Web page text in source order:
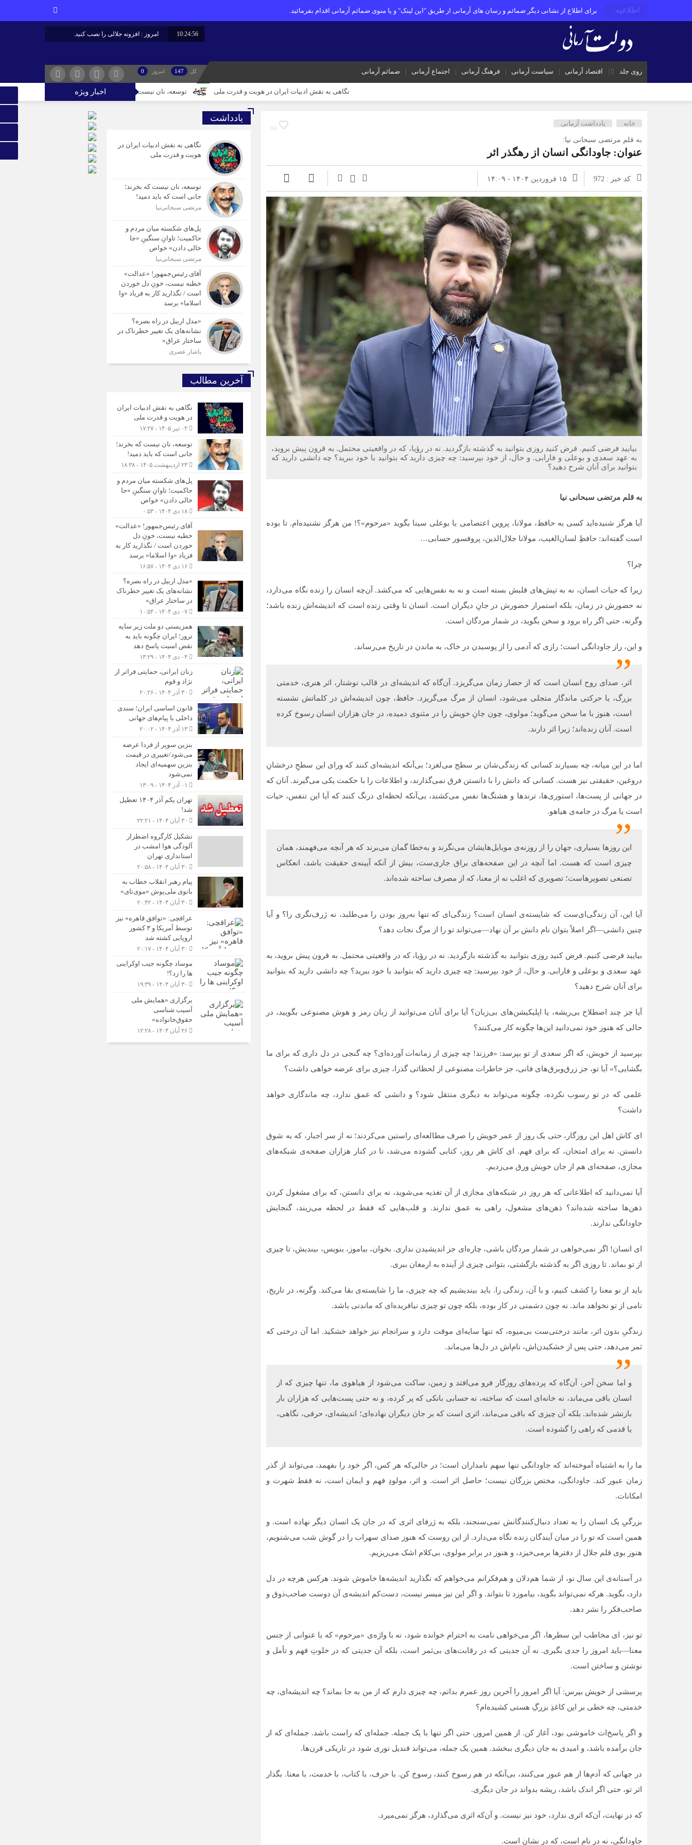
اطلاعیه: برای اطلاع از نشانی دیگر ضمائم و رسان های آرمانی از طریق "این لینک" و یا منوی ضمائم آرمانی اقدام بفرمائید.
10:24:57 امروز : افزونه جلالی را نصب کنید.
روی جلد اقتصاد آرمانی سیاست آرمانی فرهنگ آرمانی اجتماع آرمانی ضمائم آرمانی کل 147 امروز 0
اخبار ویژه نگاهی به نقش ادبیات ایران در هویت و قدرت ملی توسعه، نان نیست که بخرند؛ جانی است که باید دمید!
64
خانه یادداشت آرمانی
به قلم مرتضی سبحانی نیا:
عنوان: جاودانگی انسان از رهگذر اثر
کد خبر : 972 ۱۵ فروردین ۱۴۰۴ - ۱۴:۰۹
بیایید فرضی کنیم. فرض کنید روزی بتوانید به گذشته بازگردید. نه در رؤیا، که در واقعیتی محتمل. به قرون پیش بروید،
به عهد سعدی و بوعلی و فارابی. و حال، از خود بپرسید: چه چیزی دارید که بتوانید با خود ببرید؟ چه دانشی دارید که
بتوانید برای آنان شرح دهید؟
به قلم مرتضی سبحانی نیا
آیا هرگز شنیده‌اید کسی به حافظ، مولانا، پروین اعتصامی یا بوعلی سینا بگوید «مرحوم»؟! من هرگز نشنیده‌ام. تا بوده
است گفته‌اند: حافظِ لسان‌الغیب، مولانا جلال‌الدین، پروفسور حسابی…
چرا؟
زیرا که حیات انسان، نه به تپش‌های قلبش بسته است و نه به نفس‌هایی که می‌کشد. آن‌چه انسان را زنده نگاه می‌دارد،
نه حضورش در زمان، بلکه استمرار حضورش در جانِ دیگران است. انسان تا وقتی زنده است که اندیشه‌اش زنده باشد؛
وگرنه، حتی اگر راه برود و سخن بگوید، در شمار مردگان است.
و این، راز جاودانگی است؛ رازی که آدمی را از پوسیدن در خاک، به ماندن در تاریخ می‌رساند.
اثر، صدای روح انسان است که از حصار زمان می‌گریزد. آن‌گاه که اندیشه‌ای در قالب نوشتار، اثر هنری، خدمتی
بزرگ، یا حرکتی ماندگار متجلی می‌شود، انسان از مرگ می‌گریزد. حافظ، چون اندیشه‌اش در کلماتش نشسته
است، هنوز با ما سخن می‌گوید؛ مولوی، چون جانِ خویش را در مثنوی دمیده، در جان هزاران انسان رسوخ کرده
است. آنان زنده‌اند؛ زیرا اثر دارند.
اما در این میانه، چه بسیارند کسانی که زندگی‌شان بر سطح می‌لغزد؛ بی‌آنکه اندیشه‌ای کنند که ورای این سطحِ درخشانِ
دروغین، حقیقتی نیز هست. کسانی که دانش را با دانستن فرق نمی‌گذارند، و اطلاعات را با حکمت یکی می‌گیرند. آنان که
در جهانی از پست‌ها، استوری‌ها، ترندها و هشتگ‌ها نفس می‌کشند، بی‌آنکه لحظه‌ای درنگ کنند که آیا این تنفس، حیات
است یا مرگ در جامه‌ی هیاهو.
این روزها بسیاری، جهان را از روزنه‌ی موبایل‌هایشان می‌نگرند و به‌خطا گمان می‌برند که هر آنچه می‌فهمند، همان
چیزی است که هست. اما آنچه در این صفحه‌های براق جاری‌ست، بیش از آنکه آیینه‌ی حقیقت باشد، انعکاس
تصنعی تصویرهاست؛ تصویری که اغلب نه از معنا، که از مصرف ساخته شده‌اند.
آیا این، آن زندگی‌ای‌ست که شایسته‌ی انسان است؟ زندگی‌ای که تنها به‌روز بودن را می‌طلبد، نه ژرف‌نگری را؟ و آیا
چنین دانشی—اگر اصلاً بتوان نام دانش بر آن نهاد—می‌تواند تو را از مرگ نجات دهد؟
بیایید فرضی کنیم. فرض کنید روزی بتوانید به گذشته بازگردید. نه در رؤیا، که در واقعیتی محتمل. به قرون پیش بروید، به
عهد سعدی و بوعلی و فارابی. و حال، از خود بپرسید: چه چیزی دارید که بتوانید با خود ببرید؟ چه دانشی دارید که بتوانید
برای آنان شرح دهید؟
آیا جز چند اصطلاح بی‌ریشه، یا اپلیکیشن‌های بی‌زبان؟ آیا برای آنان می‌توانید از زبان رمز و هوش مصنوعی بگویید، در
حالی که هنوز خود نمی‌دانید این‌ها چگونه کار می‌کنند؟
بپرسید از خویش، که اگر سعدی از تو بپرسد: «فرزند! چه چیزی از زمانه‌ات آورده‌ای؟ چه گنجی در دل داری که برای ما
بگشایی؟» آیا تو، جز زرق‌وبرق‌های فانی، جز خاطرات مصنوعی از لحظاتی گذرا، چیزی برای عرضه خواهی داشت؟
علمی که در تو رسوب نکرده، چگونه می‌تواند به دیگری منتقل شود؟ و دانشی که عمق ندارد، چه ماندگاری خواهد
داشت؟
ای کاش اهل این روزگار، حتی یک روز از عمر خویش را صرف مطالعه‌ای راستین می‌کردند؛ نه از سر اجبار، که به شوق
دانستن. نه برای امتحان، که برای فهم. ای کاش هر روز، کتابی گشوده می‌شد، تا در کنار هزاران صفحه‌ی شبکه‌های
مجازی، صفحه‌ای هم از جان خویش ورق می‌زدیم.
آیا نمی‌دانید که اطلاعاتی که هر روز در شبکه‌های مجازی از آن تغذیه می‌شوید، نه برای دانستن، که برای مشغول کردن
ذهن‌ها ساخته شده‌اند؟ ذهن‌های مشغول، راهی به عمق ندارند. و قلب‌هایی که فقط در لحظه می‌زیند، گنجایش
جاودانگی ندارند.
ای انسان! اگر نمی‌خواهی در شمار مردگان باشی، چاره‌ای جز اندیشیدن نداری. بخوان، بیاموز، بنویس، بیندیش، تا چیزی
از تو بماند. تا روزی اگر به گذشته بازگشتی، بتوانی چیزی از آینده به ارمغان ببری.
باید از نو معنا را کشف کنیم، و با آن، زندگی را. باید بیندیشیم که چه چیزی، ما را شایسته‌ی بقا می‌کند. وگرنه، در تاریخ،
نامی از تو نخواهد ماند. نه چون دشمنی در کار بوده، بلکه چون تو چیزی نیافریده‌ای که ماندنی باشد.
زندگیِ بدون اثر، مانند درختی‌ست بی‌میوه، که تنها سایه‌ای موقت دارد و سرانجام نیز خواهد خشکید. اما آن درختی که
ثمر می‌دهد، حتی پس از خشکیدن‌اش، نام‌اش در دل‌ها می‌ماند.
و اما سخن آخر، آن‌گاه که پرده‌های روزگار فرو می‌افتد و زمین، ساکت می‌شود از هیاهوی ما، تنها چیزی که از
انسان باقی می‌ماند، نه خانه‌ای است که ساخته، نه حسابی بانکی که پر کرده، و نه حتی پست‌هایی که هزاران بار
بازنشر شده‌اند. بلکه آن چیزی که باقی می‌ماند، اثری است که بر جان دیگران نهاده‌ای؛ اندیشه‌ای، حرفی، نگاهی،
یا قدمی که راهی را گشوده است.
ما را به اشتباه آموخته‌اند که جاودانگی تنها سهم نامداران است؛ در حالی‌که هر کس، اگر خود را بفهمد، می‌تواند از گذر
زمان عبور کند. جاودانگی، مختص بزرگان نیست؛ حاصل اثر است. و اثر، مولودِ فهم و ایمان است، نه فقط شهرت و
امکانات.
بزرگیِ یک انسان را به تعداد دنبال‌کنندگانش نمی‌سنجند، بلکه به ژرفای اثری که در جان یک انسان دیگر نهاده است. و
همین است که تو را در میان آیندگان زنده نگاه می‌دارد. از این روست که هنوز صدای سهراب را در گوش شب می‌شنویم،
هنوز بوی قلم جلال از دفترها برمی‌خیزد، و هنوز در برابر مولوی، بی‌کلام اشک می‌ریزیم.
در آستانه‌ی این سال نو، از شما هم‌دلان و هم‌فکرانم می‌خواهم که نگذارید اندیشه‌ها خاموش شوند. هرکس هرچه در دل
دارد، بگوید. هرکه نمی‌تواند بگوید، بیاموزد تا بتواند. و اگر این نیز میسر نیست، دست‌کم اندیشه‌ی آن دوست صاحب‌ذوق و
صاحب‌فکر را نشر دهد.
تو نیز، ای مخاطب این سطرها، اگر می‌خواهی نامت به احترام خوانده شود، نه با واژه‌ی «مرحوم» که با عنوانی از جنس
معنا—باید امروز را جدی بگیری. نه آن جدیتی که در رقابت‌های بی‌ثمر است، بلکه آن جدیتی که در خلوتِ فهم و تأمل و
نوشتن و ساختن است.
پرسشی از خویش بپرس: آیا اگر امروز را آخرین روز عمرم بدانم، چه چیزی دارم که از من به جا بماند؟ چه اندیشه‌ای، چه
خدمتی، چه خطی بر این کاغذِ بزرگِ هستی کشیده‌ام؟
و اگر پاسخ‌ات خاموشی بود، آغاز کن. از همین امروز. حتی اگر تنها با یک جمله. جمله‌ای که راست باشد. جمله‌ای که از
جان برآمده باشد، و امیدی به جان دیگری ببخشد. همین یک جمله، می‌تواند قندیل نوری شود در تاریکی قرن‌ها.
در جهانی که آدم‌ها از هم عبور می‌کنند، بی‌آنکه در هم رسوخ کنند، رسوخ کن. با حرف، با کتاب، با خدمت، با معنا. بگذار
اثر تو، حتی اگر اندک باشد، ریشه بدواند در جان دیگری.
که در نهایت، آن‌که اثری ندارد، خود نیز نیست. و آن‌که اثری می‌گذارد، هرگز نمی‌میرد.
جاودانگی، نه در نام است، که در نشان است.
یادداشت
نگاهی به نقش ادبیات ایران در
هویت و قدرت ملی
توسعه، نان نیست که بخرند؛
جانی است که باید دمید!
مرتضی سبحانی‌نیا
پل‌های شکسته میان مردم و
حاکمیت؛ تاوانِ سنگینِ «جا
خالی دادن» خواص
مرتضی سبحانی‌نیا
آقای رئیس‌جمهور! «عدالت»
خطبه نیست، خونِ دل خوردن
است / نگذارید کار به فریاد «وا
اسلاما» برسد
«مدل اربیل در راه بصره؟
نشانه‌های یک تغییر خطرناک در
ساختار عراق»
یاشار عصری
آخرین مطالب
نگاهی به نقش ادبیات ایران
در هویت و قدرت ملی
توسعه، نان نیست که بخرند؛
جانی است که باید دمید!
پل‌های شکسته میان مردم و
حاکمیت؛ تاوانِ سنگینِ «جا
خالی دادن» خواص
آقای رئیس‌جمهور! «عدالت»
خطبه نیست، خونِ دل
خوردن است / نگذارید کار به
فریاد «وا اسلاما» برسد
«مدل اربیل در راه بصره؟
نشانه‌های یک تغییر خطرناک
در ساختار عراق»
همزیستی دو ملت زیر سایه
ترور؛ ایران چگونه باید به
نقض امنیت پاسخ دهد
زنان ایرانی، حمایتی فراتر از
نژاد و قوم
قانون اساسی ایران؛ سندی
داخلی با پیام‌های جهانی
بنزین سوپر از فردا عرضه
می‌شود/تغییری در قیمت
بنزین سهمیه‌ای ایجاد
نمی‌شود
تهران یکم آذر ۱۴۰۴ تعطیل
شد!
تشکیل کارگروه اضطرار
آلودگی هوا امشب در
استانداری تهران
پیام رهبر انقلاب خطاب به
بانوی ملی‌پوش «موی‌تای»
عراقچی: «توافق قاهره» نیز
توسط آمریکا و ۳ کشور
اروپایی کشته شد
موساد چگونه جیب اوکراینی
ها را زد؟!
برگزاری «همایش ملی
آسیب شناسی
حقوق‌خانواده»